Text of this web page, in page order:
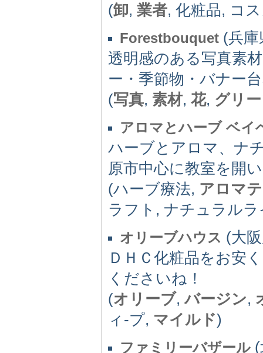
(卸, 業者, 化粧品, コ
Forestbouquet (兵庫
透明感のある写真素
ー・季節物・バナー
(写真, 素材, 花, グリ
アロマとハーブ ベイ
ハーブとアロマ、ナ
原市中心に教室を開
(ハーブ療法, アロマ
ラフト, ナチュラル
オリーブハウス (大
ＤＨＣ化粧品をお安
くださいね！
(オリーブ,バージン,
ィ-プ, マイルド)
ファミリーバザール